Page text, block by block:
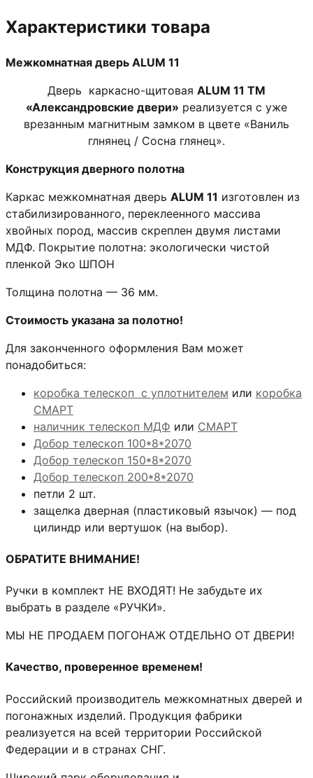
Характеристики товара
Межкомнатная дверь ALUM 11
Дверь каркасно-щитовая ALUM 11 ТМ
«Александровские двери» реализуется с уже
врезанным магнитным замком в цвете «Ваниль
глнянец / Сосна глянец».
Конструкция дверного полотна
Каркас межкомнатная дверь ALUM 11 изготовлен из
стабилизированного, переклеенного массива
хвойных пород, массив скреплен двумя листами
МДФ. Покрытие полотна: экологически чистой
пленкой Эко ШПОН
Толщина полотна — 36 мм.
Стоимость указана за полотно!
Для законченного оформления Вам может
понадобиться:
коробка телескоп с уплотнителем или коробка
СМАРТ
наличник телескоп МДФ или СМАРТ
Добор телескоп 100*8*2070
Добор телескоп 150*8*2070
Добор телескоп 200*8*2070
петли 2 шт.
защелка дверная (пластиковый язычок) — под
цилиндр или вертушок (на выбор).
ОБРАТИТЕ ВНИМАНИЕ!
Ручки в комплект НЕ ВХОДЯТ! Не забудьте их
выбрать в разделе «РУЧКИ».
МЫ НЕ ПРОДАЕМ ПОГОНАЖ ОТДЕЛЬНО ОТ ДВЕРИ!
Качество, проверенное временем!
Российский производитель межкомнатных дверей и
погонажных изделий. Продукция фабрики
реализуется на всей территории Российской
Федерации и в странах СНГ.